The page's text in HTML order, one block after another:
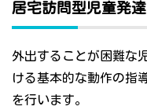
居宅訪問型児童発
外出することが困難な
ける基本的な動作の指
を行います。